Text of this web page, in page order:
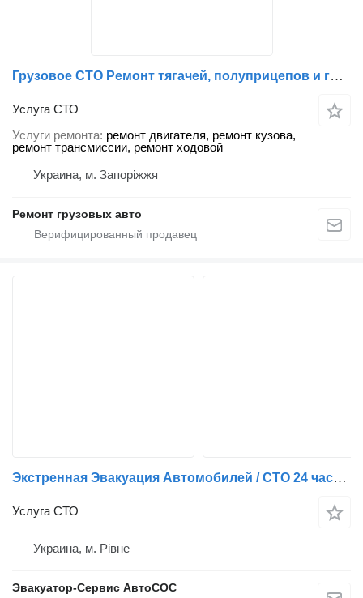
Грузовое СТО Ремонт тягачей, полуприцепов и грузовиков в Запорожской области
Услуга СТО
Услуги ремонта ремонт двигателя, ремонт кузова,
ремонт трансмиссии, ремонт ходовой
Украина, м. Запоріжжя
Ремонт грузовых авто
Экстренная Эвакуация Автомобилей / СТО 24 часа КРУГЛОСУТОЧНО
Услуга СТО
Украина, м. Рівне
Эвакуатор-Сервис АвтоСОС